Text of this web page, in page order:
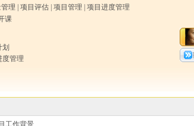
理 项目评估 项目管理
项目进度管理
课
度管理
工作背景